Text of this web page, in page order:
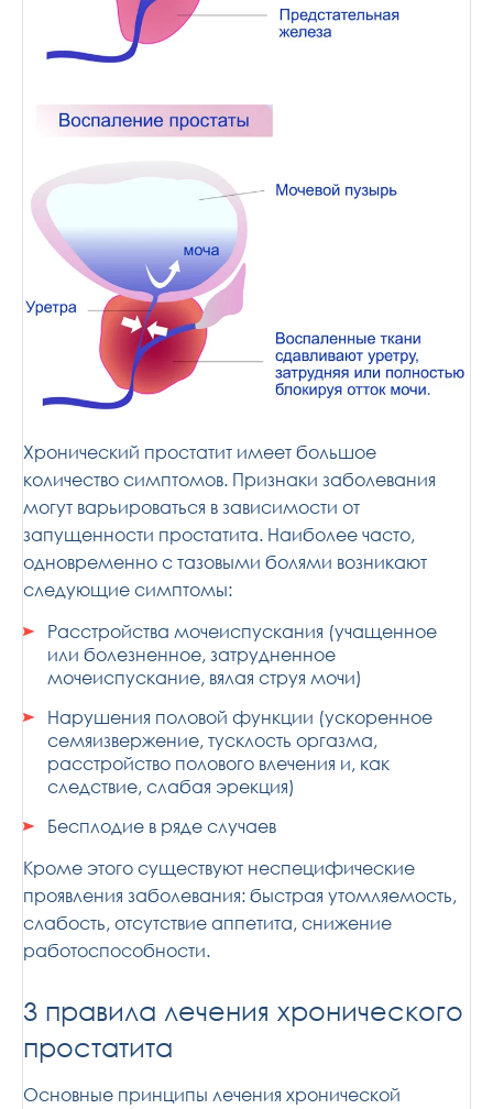
Хронический простатит имеет большое
количество симптомов. Признаки заболевания
могут варьироваться в зависимости от
запущенности простатита. Наиболее часто,
одновременно с тазовыми болями возникают
следующие симптомы:
Расстройства мочеиспускания (учащенное
или болезненное, затрудненное
мочеиспускание, вялая струя мочи)
Нарушения половой функции (ускоренное
семяизвержение, тусклость оргазма,
расстройство полового влечения и, как
следствие, слабая эрекция)
Бесплодие в ряде случаев
Кроме этого существуют неспецифические
проявления заболевания: быстрая утомляемость,
слабость, отсутствие аппетита, снижение
работоспособности.
3 правила лечения хронического
простатита
Основные принципы лечения хронической